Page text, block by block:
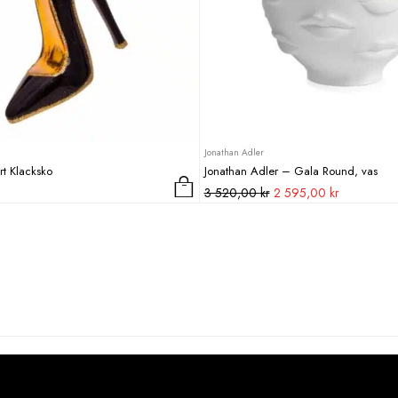
Klacksko
Jonathan Adler
Jonathan Adler – Gala Round, vas
3 520,00kr Det
2 595,00 krDet